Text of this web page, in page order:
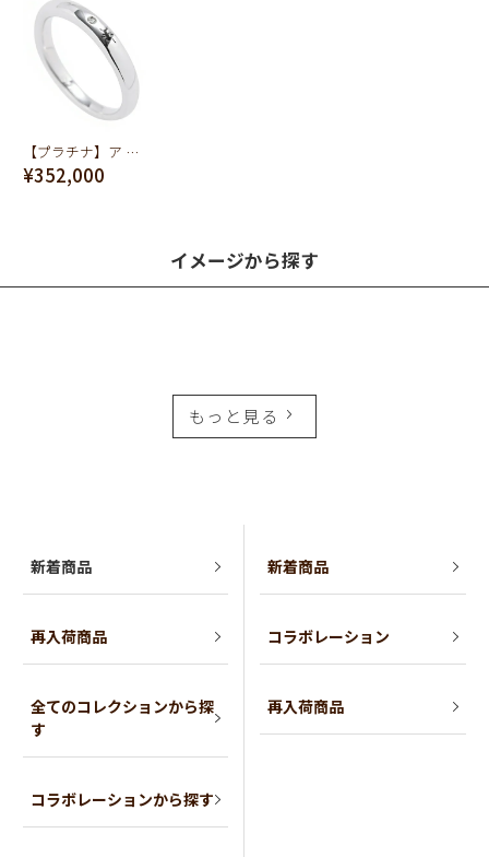
【プラチナ】ア リング【オーダージュエリー】【受注予約】
¥352,000
イメージから探す
もっと見る
新着商品
再入荷商品
全てのコレクションから探
す
コラボレーションから探す
新着商品
コラボレーション
再入荷商品